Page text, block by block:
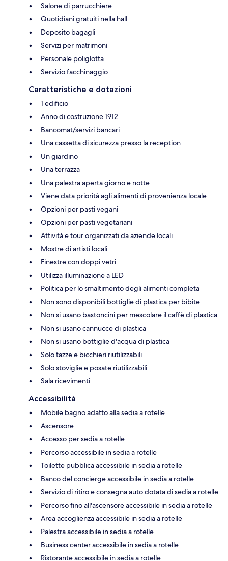
Salone di parrucchiere
Quotidiani gratuiti nella hall
Deposito bagagli
Servizi per matrimoni
Personale poliglotta
Servizio facchinaggio
Caratteristiche e dotazioni
1 edificio
Anno di costruzione 1912
Bancomat/servizi bancari
Una cassetta di sicurezza presso la reception
Un giardino
Una terrazza
Una palestra aperta giorno e notte
Viene data priorità agli alimenti di provenienza locale
Opzioni per pasti vegani
Opzioni per pasti vegetariani
Attività e tour organizzati da aziende locali
Mostre di artisti locali
Finestre con doppi vetri
Utilizza illuminazione a LED
Politica per lo smaltimento degli alimenti completa
Non sono disponibili bottiglie di plastica per bibite
Non si usano bastoncini per mescolare il caffè di plastica
Non si usano cannucce di plastica
Non si usano bottiglie d'acqua di plastica
Solo tazze e bicchieri riutilizzabili
Solo stoviglie e posate riutilizzabili
Sala ricevimenti
Accessibilità
Mobile bagno adatto alla sedia a rotelle
Ascensore
Accesso per sedia a rotelle
Percorso accessibile in sedia a rotelle
Toilette pubblica accessibile in sedia a rotelle
Banco del concierge accessibile in sedia a rotelle
Servizio di ritiro e consegna auto dotata di sedia a rotelle
Percorso fino all'ascensore accessibile in sedia a rotelle
Area accoglienza accessibile in sedia a rotelle
Palestra accessibile in sedia a rotelle
Business center accessibile in sedia a rotelle
Ristorante accessibile in sedia a rotelle